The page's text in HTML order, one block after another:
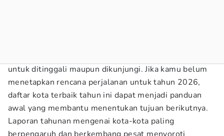
untuk ditinggali maupun dikunjungi. Jika kamu belum
menetapkan rencana perjalanan untuk tahun 2026,
daftar kota terbaik tahun ini dapat menjadi panduan
awal yang membantu menentukan tujuan berikutnya.
Laporan tahunan mengenai kota-kota paling